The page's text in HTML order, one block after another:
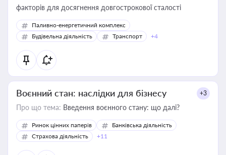
факторів для досягнення довгострокової сталості
Паливно-енергетичний комплекс
Будівельна діяльність
Транспорт +4
Воєнний стан: наслідки для бізнесу +3
Про що тема: Введення воєнного стану: що далі?
Ринок цінних паперів
Банківська діяльність
Страхова діяльність
+11